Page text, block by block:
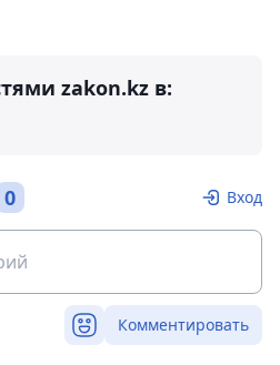
zakon.kz в:
0 Вход
Комментировать